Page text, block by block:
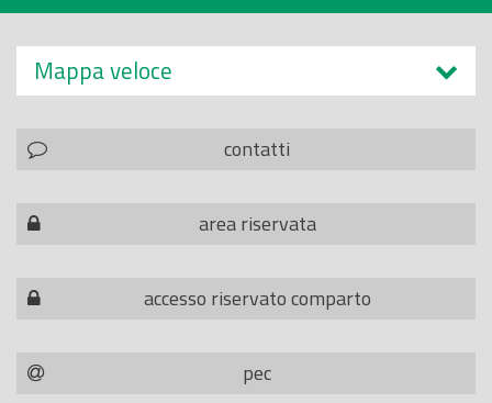
Mappa veloce
contatti
area riservata
accesso riservato comparto
pec